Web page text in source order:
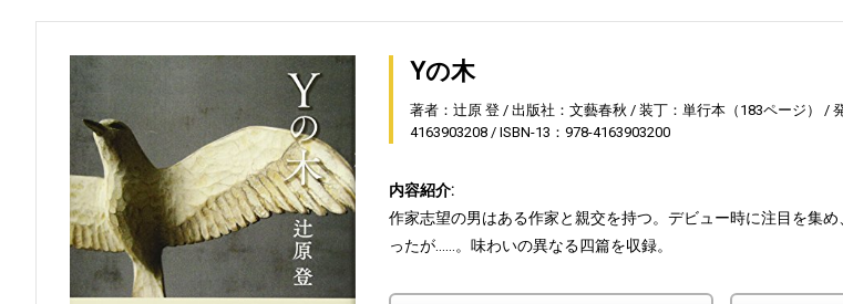
Yの木
著者：辻原 登 出版社：文藝春秋 装丁：単行本（183ページ）
4163903208
ISBN-13：978-4163903200
内容紹介:
作家志望の男はある作家と親交を持つ。デビュー時に注目を集
ったが……。味わいの異なる四篇を収録。